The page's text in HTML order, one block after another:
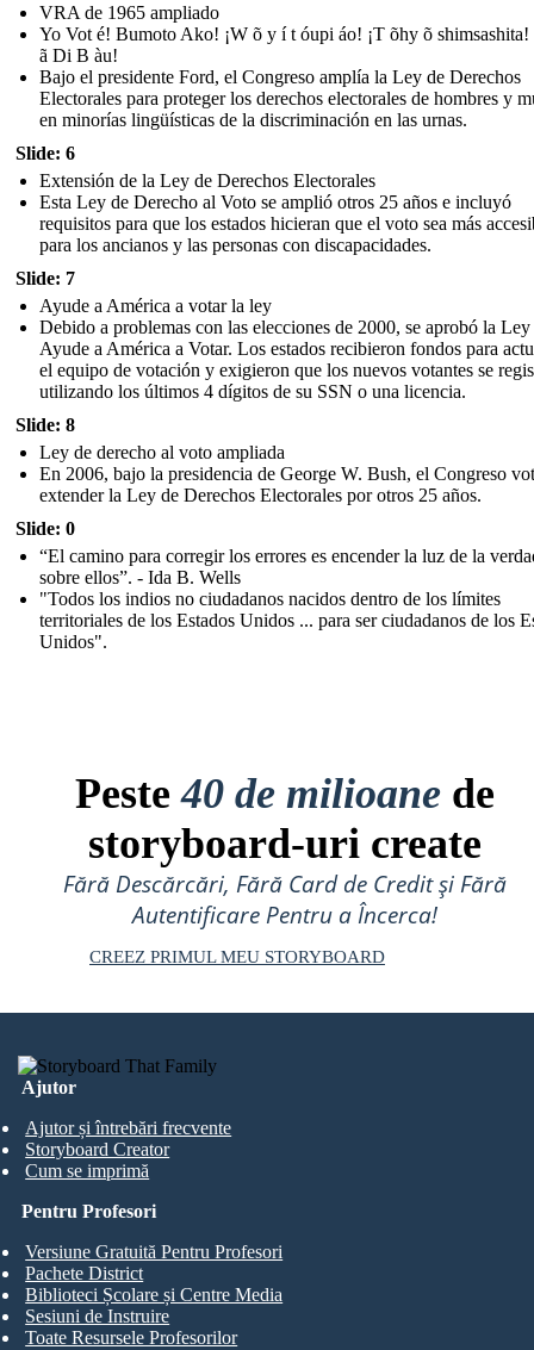
VRA de 1965 ampliado
Yo Vot é! Bumoto Ako! ¡W õ y í t óupi áo! ¡T õhy õ
ã Di B àu!
Bajo el presidente Ford, el Congreso amplía la Ley de Derechos
Electorales para proteger los derechos electorales de hombres y
en minorías lingüísticas de la discriminación en las urnas.
Slide: 6
Extensión de la Ley de Derechos Electorales
Esta Ley de Derecho al Voto se amplió otros 25 años e incluyó
requisitos para que los estados hicieran que el voto sea más
para los ancianos y las personas con discapacidades.
Slide: 7
Ayude a América a votar la ley
Debido a problemas con las elecciones de 2000, se aprobó la Ley
Ayude a América a Votar. Los estados recibieron fondos para
el equipo de votación y exigieron que los nuevos votantes se
utilizando los últimos 4 dígitos de su SSN o una licencia.
Slide: 8
Ley de derecho al voto ampliada
En 2006, bajo la presidencia de George W. Bush, el Congreso
extender la Ley de Derechos Electorales por otros 25 años.
Slide: 0
“El camino para corregir los errores es encender la luz de la
sobre ellos”. - Ida B. Wells
"Todos los indios no ciudadanos nacidos dentro de los límites
territoriales de los Estados Unidos ... para ser ciudadanos de los
Unidos".
Peste40 de milioane de
storyboard-uri create
Fără Descărcări, Fără Card de Credit și Fără
Autentificare Pentru a Încerca!
CREEZ PRIMUL MEU STORYBOARD
Ajutor
Ajutor și întrebări frecvente
Storyboard Creator
Cum se imprimă
Pentru Profesori
Versiune Gratuită Pentru Profesori
Pachete District
Biblioteci Școlare și Centre Media
Sesiuni de Instruire
Toate Resursele Profesorilor